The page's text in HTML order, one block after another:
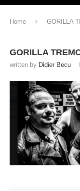
Home GORILLA
GORILLA
written by Didier Becu